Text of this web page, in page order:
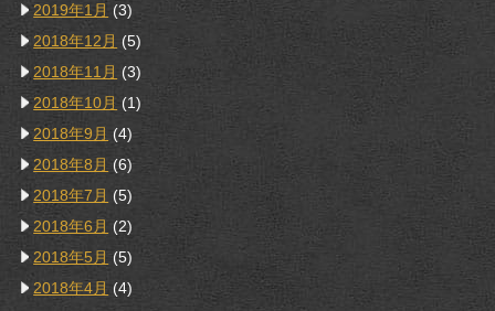
2019年1月 (3)
2018年12月 (5)
2018年11月 (3)
2018年10月 (1)
2018年9月 (4)
2018年8月 (6)
2018年7月 (5)
2018年6月 (2)
2018年5月 (5)
2018年4月 (4)